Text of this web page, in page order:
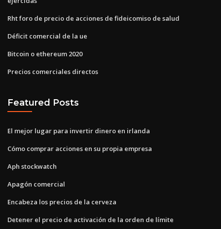
Rht foro de precio de acciones de fideicomiso de salud
Déficit comercial de la ue
Bitcoin o ethereum 2020
Precios comerciales directos
Featured Posts
El mejor lugar para invertir dinero en irlanda
Cómo comprar acciones en su propia empresa
Aph stockwatch
Apagón comercial
Encabeza los precios de la cerveza
Detener el precio de activación de la orden de límite